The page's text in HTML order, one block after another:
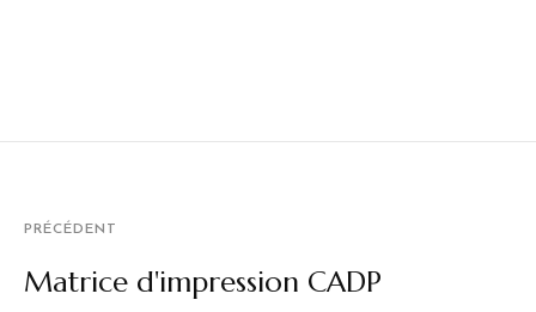
PRÉCÉDENT
Matrice d'impression CADP